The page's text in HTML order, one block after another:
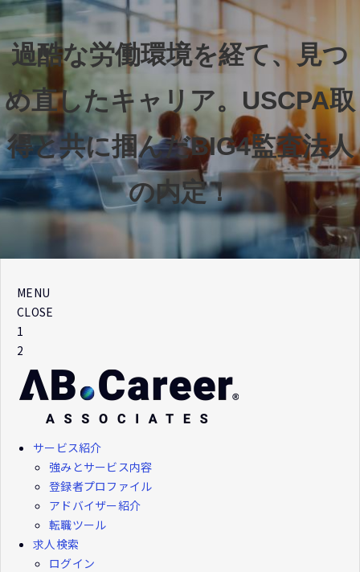
過酷な労働環境を経て、見つ
め直したキャリア。USCPA取
得と共に掴んだBIG4監査法人
の内定！
MENU
CLOSE
1
2
サービス紹介
強みとサービス内容
登録者プロファイル
アドバイザー紹介
転職ツール
求人検索
ログイン